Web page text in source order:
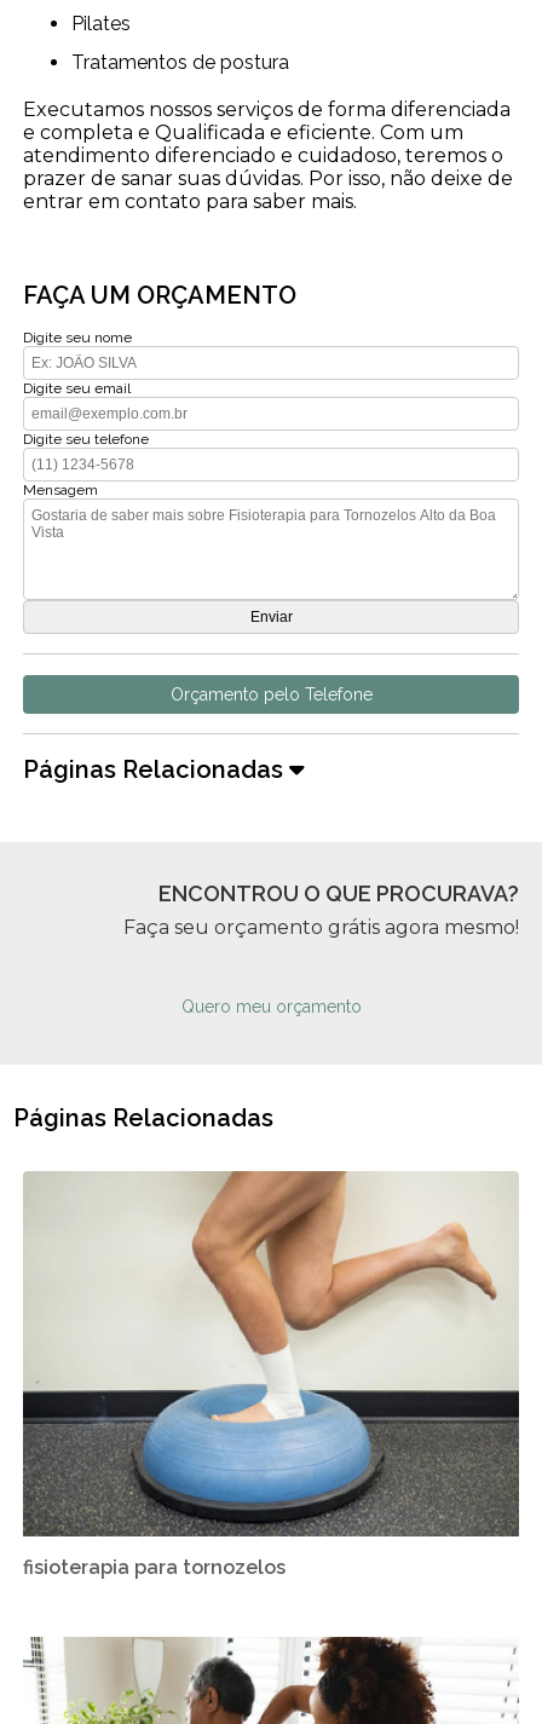
Pilates
Tratamentos de postura
Executamos nossos serviços de forma diferenciada
e completa e Qualificada e eficiente. Com um
atendimento diferenciado e cuidadoso, teremos o
prazer de sanar suas dúvidas. Por isso, não deixe de
entrar em contato para saber mais.
FAÇA UM ORÇAMENTO
Digite seu nome
Digite seu email
Digite seu telefone
Mensagem
Orçamento pelo Telefone
Páginas Relacionadas
ENCONTROU O QUE PROCURAVA?
Faça seu orçamento grátis agora mesmo!
Quero meu orçamento
Páginas Relacionadas
fisioterapia para tornozelos